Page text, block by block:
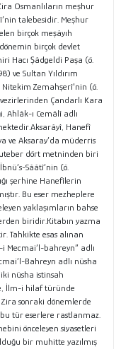
Osmanlıların meşhur
talebesidir. Meşhur
birçok meşâyıh
birçok devlet
Hacı Şâdgeldi Paşa (ö.
ve Sultan Yıldırım
Nitekim Zemahşerî'nin (ö.
vezirlerinden Çandarlı Kara
Ahlâk-ı Cemâlî adlı
Hanefî
ve Aksaray’da müderris
dört metninden biri
Sââtî’nin (ö.
şerhine Hanefîlerin
Bu eser mezheplere
yaklaşımların bahse
biridir.Kitabın yazma
Tahkikte esas alınan
Mecmai’l-bahreyn” adlı
Bahreyn adlı nüsha
nüsha istinsah
İlm-i hilaf türünde
sonraki dönemlerde
tür eserlere rastlanmaz.
önceleyen siyasetleri
bir muhitte yazılmış